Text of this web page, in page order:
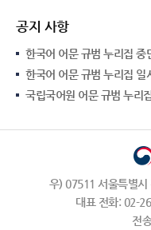
공지 사항
한국어 어문 규범 누리집 중
한국어 어문 규범 누리집 일
국립국어원 어문 규범 누리
우) 07511 서울특별
대표 전화: 02-
전